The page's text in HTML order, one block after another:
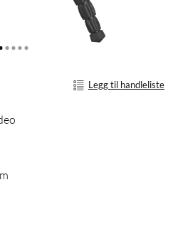
Legg til handleliste